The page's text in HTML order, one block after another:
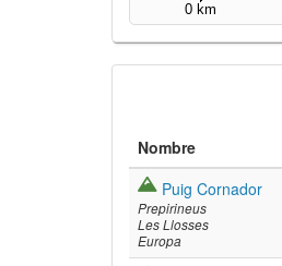
0 km
Nombre
Puig Cornador
Prepirineus
Les Llosses
Europa